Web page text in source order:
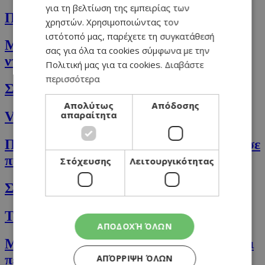
Πεϊνιρλί με κεφαλοτύρι
Μακαρόνια Casarecce με σάλτσα
ντομάτας και κρέμα
Σούπα κολοκύθα και τσίλι
Vegan γιορτινά Cookies
Πέστο ελιάς και τηγανητά κολοκυθάκια σε
πίτα με φέτα και ρεβίθια
Σούπα με κουνουπίδι & κάστανο
Τα breakfast oats της Άντρης μου
Μακαρόνια Rigatoni με κιμά, φινόκιο και
πέστο αντζούγιας
για τη βελτίωση της εμπειρίας των
χρηστών. Χρησιμοποιώντας τον
ιστότοπό μας, παρέχετε τη συγκατάθεσή
σας για όλα τα cookies σύμφωνα με την
Πολιτική μας για τα cookies. Διαβάστε
περισσότερα
Απολύτως
απαραίτητα
Απόδοσης
Στόχευσης Λειτουργικότητας
ΑΠΟΔΟΧΉ ΌΛΩΝ
ΑΠΌΡΡΙΨΗ ΌΛΩΝ